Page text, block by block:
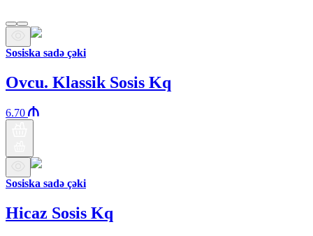
Sosiska sadə çəki
Ovcu. Klassik Sosis Kq
6.70
Sosiska sadə çəki
Hicaz Sosis Kq